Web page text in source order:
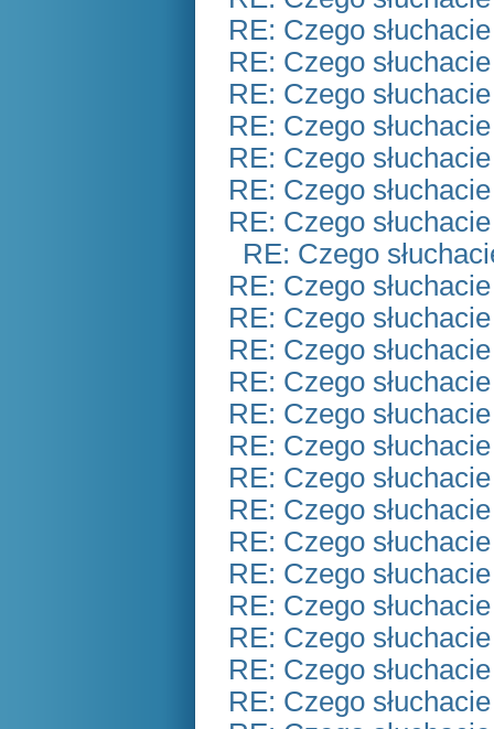
RE: Czego
RE: Czego
RE: Czego
RE: Czego
RE: Czego
RE: Czego
RE: Czego
RE: Czego
RE: Czego
RE: Czego
RE: Czego
RE: Czego
RE: Czego
RE: Czego
RE: Czego
RE: Czego
RE: Czego
RE: Czego
RE: Czego
RE: Czego
RE: Czego
RE: Czego